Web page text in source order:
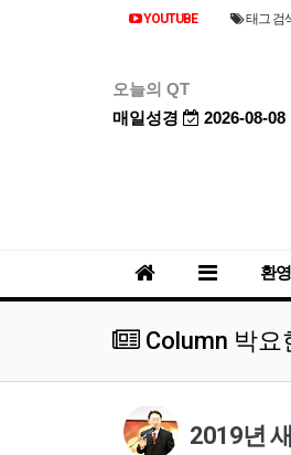
YOUTUBE 태그 검
오늘의 QT
매일성경
2026-08-08
환
Column 박요
2019년